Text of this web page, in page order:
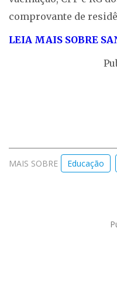
comprovante de
LEIA MAIS SOBRE
MAIS SOBRE Educação